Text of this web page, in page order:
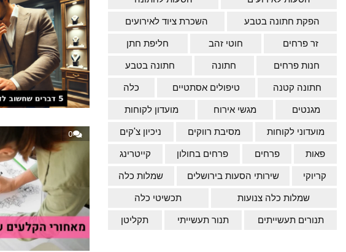
הפקת חתונה בטבע
השכרת ציוד לאירועים
זר פרחים
חוטי זהב
חליפת חתן
חנות פרחים
חתונה
חתונה בטבע
חתונה קטנה
טיפולים אסתטיים
כלה
מגנטים
מגשי אירוח
מועדון לקוחות
מועדוני לקוחות
מסיבת רווקים
ניכיון צ'קים
פאות
פרחים פרחים בחולון
קייטרינג
קריוקי
שירותי הסעות בירושלים
שמלות כלה
שמלות כלה צנועות
תכשיטי כלה
תנורים תעשייתים
תנור תעשייתי תקליטן
0